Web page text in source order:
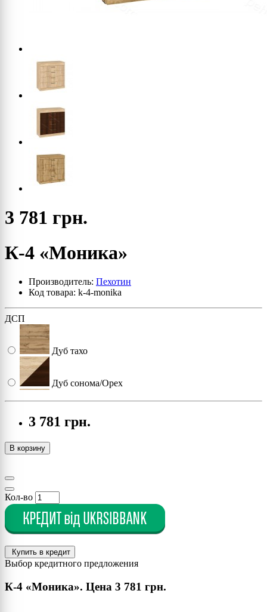
3 781 грн.
К-4 «Моника»
Производитель: Пехотин
Код товара: k-4-monika
ДСП
Дуб тахо
Дуб сонома/Орех
Дуб сонома
3 781 грн.
В корзину
Кол-во
Купить в кредит
Выбор кредитного предложения
К-4 «Моника». Цена 3 781 грн.